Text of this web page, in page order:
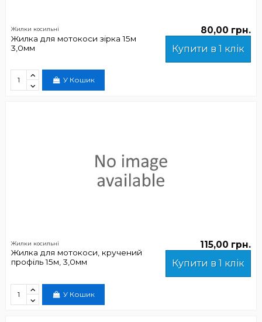
Жилки косильні
Жилка для мотокоси зірка 15м
3,0мм
80,00 грн.
Купити в 1 клік
У Кошик
Жилки косильні
Жилка для мотокоси, кручений
профіль 15м, 3,0мм
115,00 грн.
Купити в 1 клік
У Кошик